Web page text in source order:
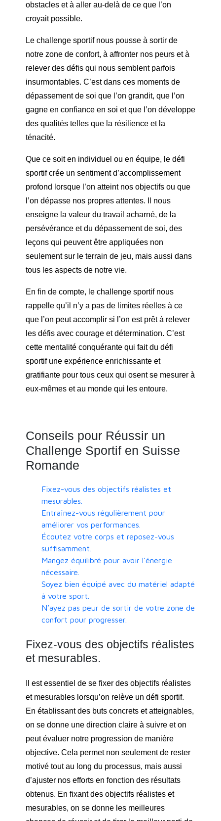
obstacles et à aller au-delà de ce que l’on
croyait possible.
Le challenge sportif nous pousse à sortir de
notre zone de confort, à affronter nos peurs et à
relever des défis qui nous semblent parfois
insurmontables. C’est dans ces moments de
dépassement de soi que l’on grandit, que l’on
gagne en confiance en soi et que l’on développe
des qualités telles que la résilience et la
ténacité.
Que ce soit en individuel ou en équipe, le défi
sportif crée un sentiment d’accomplissement
profond lorsque l’on atteint nos objectifs ou que
l’on dépasse nos propres attentes. Il nous
enseigne la valeur du travail acharné, de la
persévérance et du dépassement de soi, des
leçons qui peuvent être appliquées non
seulement sur le terrain de jeu, mais aussi dans
tous les aspects de notre vie.
En fin de compte, le challenge sportif nous
rappelle qu’il n’y a pas de limites réelles à ce
que l’on peut accomplir si l’on est prêt à relever
les défis avec courage et détermination. C’est
cette mentalité conquérante qui fait du défi
sportif une expérience enrichissante et
gratifiante pour tous ceux qui osent se mesurer à
eux-mêmes et au monde qui les entoure.
Conseils pour Réussir un
Challenge Sportif en Suisse
Romande
Fixez-vous des objectifs réalistes et
mesurables.
Entraînez-vous régulièrement pour
améliorer vos performances.
Écoutez votre corps et reposez-vous
suffisamment.
Mangez équilibré pour avoir l’énergie
nécessaire.
Soyez bien équipé avec du matériel adapté
à votre sport.
N’ayez pas peur de sortir de votre zone de
confort pour progresser.
Fixez-vous des objectifs réalistes
et mesurables.
Il est essentiel de se fixer des objectifs réalistes
et mesurables lorsqu’on relève un défi sportif.
En établissant des buts concrets et atteignables,
on se donne une direction claire à suivre et on
peut évaluer notre progression de manière
objective. Cela permet non seulement de rester
motivé tout au long du processus, mais aussi
d’ajuster nos efforts en fonction des résultats
obtenus. En fixant des objectifs réalistes et
mesurables, on se donne les meilleures